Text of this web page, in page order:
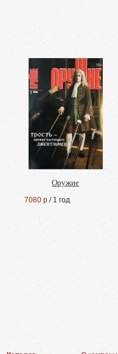
Оружие
7080 р / 1 год